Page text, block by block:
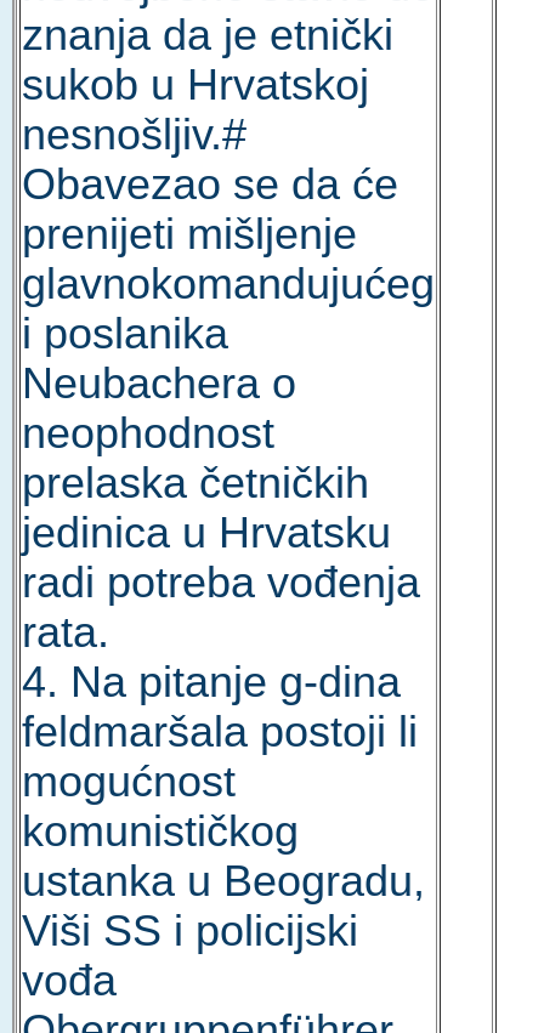
znanja da je etnički
sukob u Hrvatskoj
nesnošljiv.#
Obavezao se da će
prenijeti mišljenje
glavnokomandujućeg
i poslanika
Neubachera o
neophodnost
prelaska četničkih
jedinica u Hrvatsku
radi potreba vođenja
rata.
4. Na pitanje g-dina
feldmaršala postoji li
mogućnost
komunističkog
ustanka u Beogradu,
Viši SS i policijski
vođa